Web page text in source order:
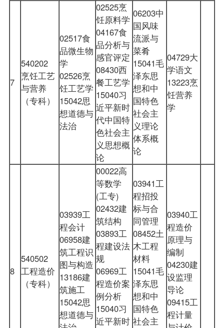
7
540202
烹饪工艺
与营养
（专科）
02517食
品微生物
学
02526烹
饪工艺学
15042思
想道德与
法治
02525烹
饪原料学
04167食
品分析与
感官评定
08430西
餐工艺学
15040习
近平新时
代中国特
色社会主
义思想概
论
06203中
国风味
流派与
菜肴
15041毛
泽东思
想和中
国特色
社会主
义理论
体系概
论
04729大
学语文
13223烹
饪营养
学
8
540502
工程造价
（专科）
03939工
程会计
06958建
筑工程识
图与构造
13186建
筑施工
15042思
想道德与
00022高
等数学
(工专)
02432建
筑结构
03893工
程建设法
规
06969工
程造价案
例分析
15040习
近平新时
03941工
程招投
标与合
同管理
08452土
木工程
材料
15041毛
泽东思
想和中
国特色
社会主
03940工
程造价
原理与
编制
04230建
设监理
导论
09415工
程计量